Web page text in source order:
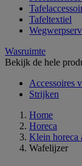
Tafeltextiel
Wasruimte
Bekijk de hele
Accessoires
Strijken
Home
Horeca
Klein horeca
Wafelijzer